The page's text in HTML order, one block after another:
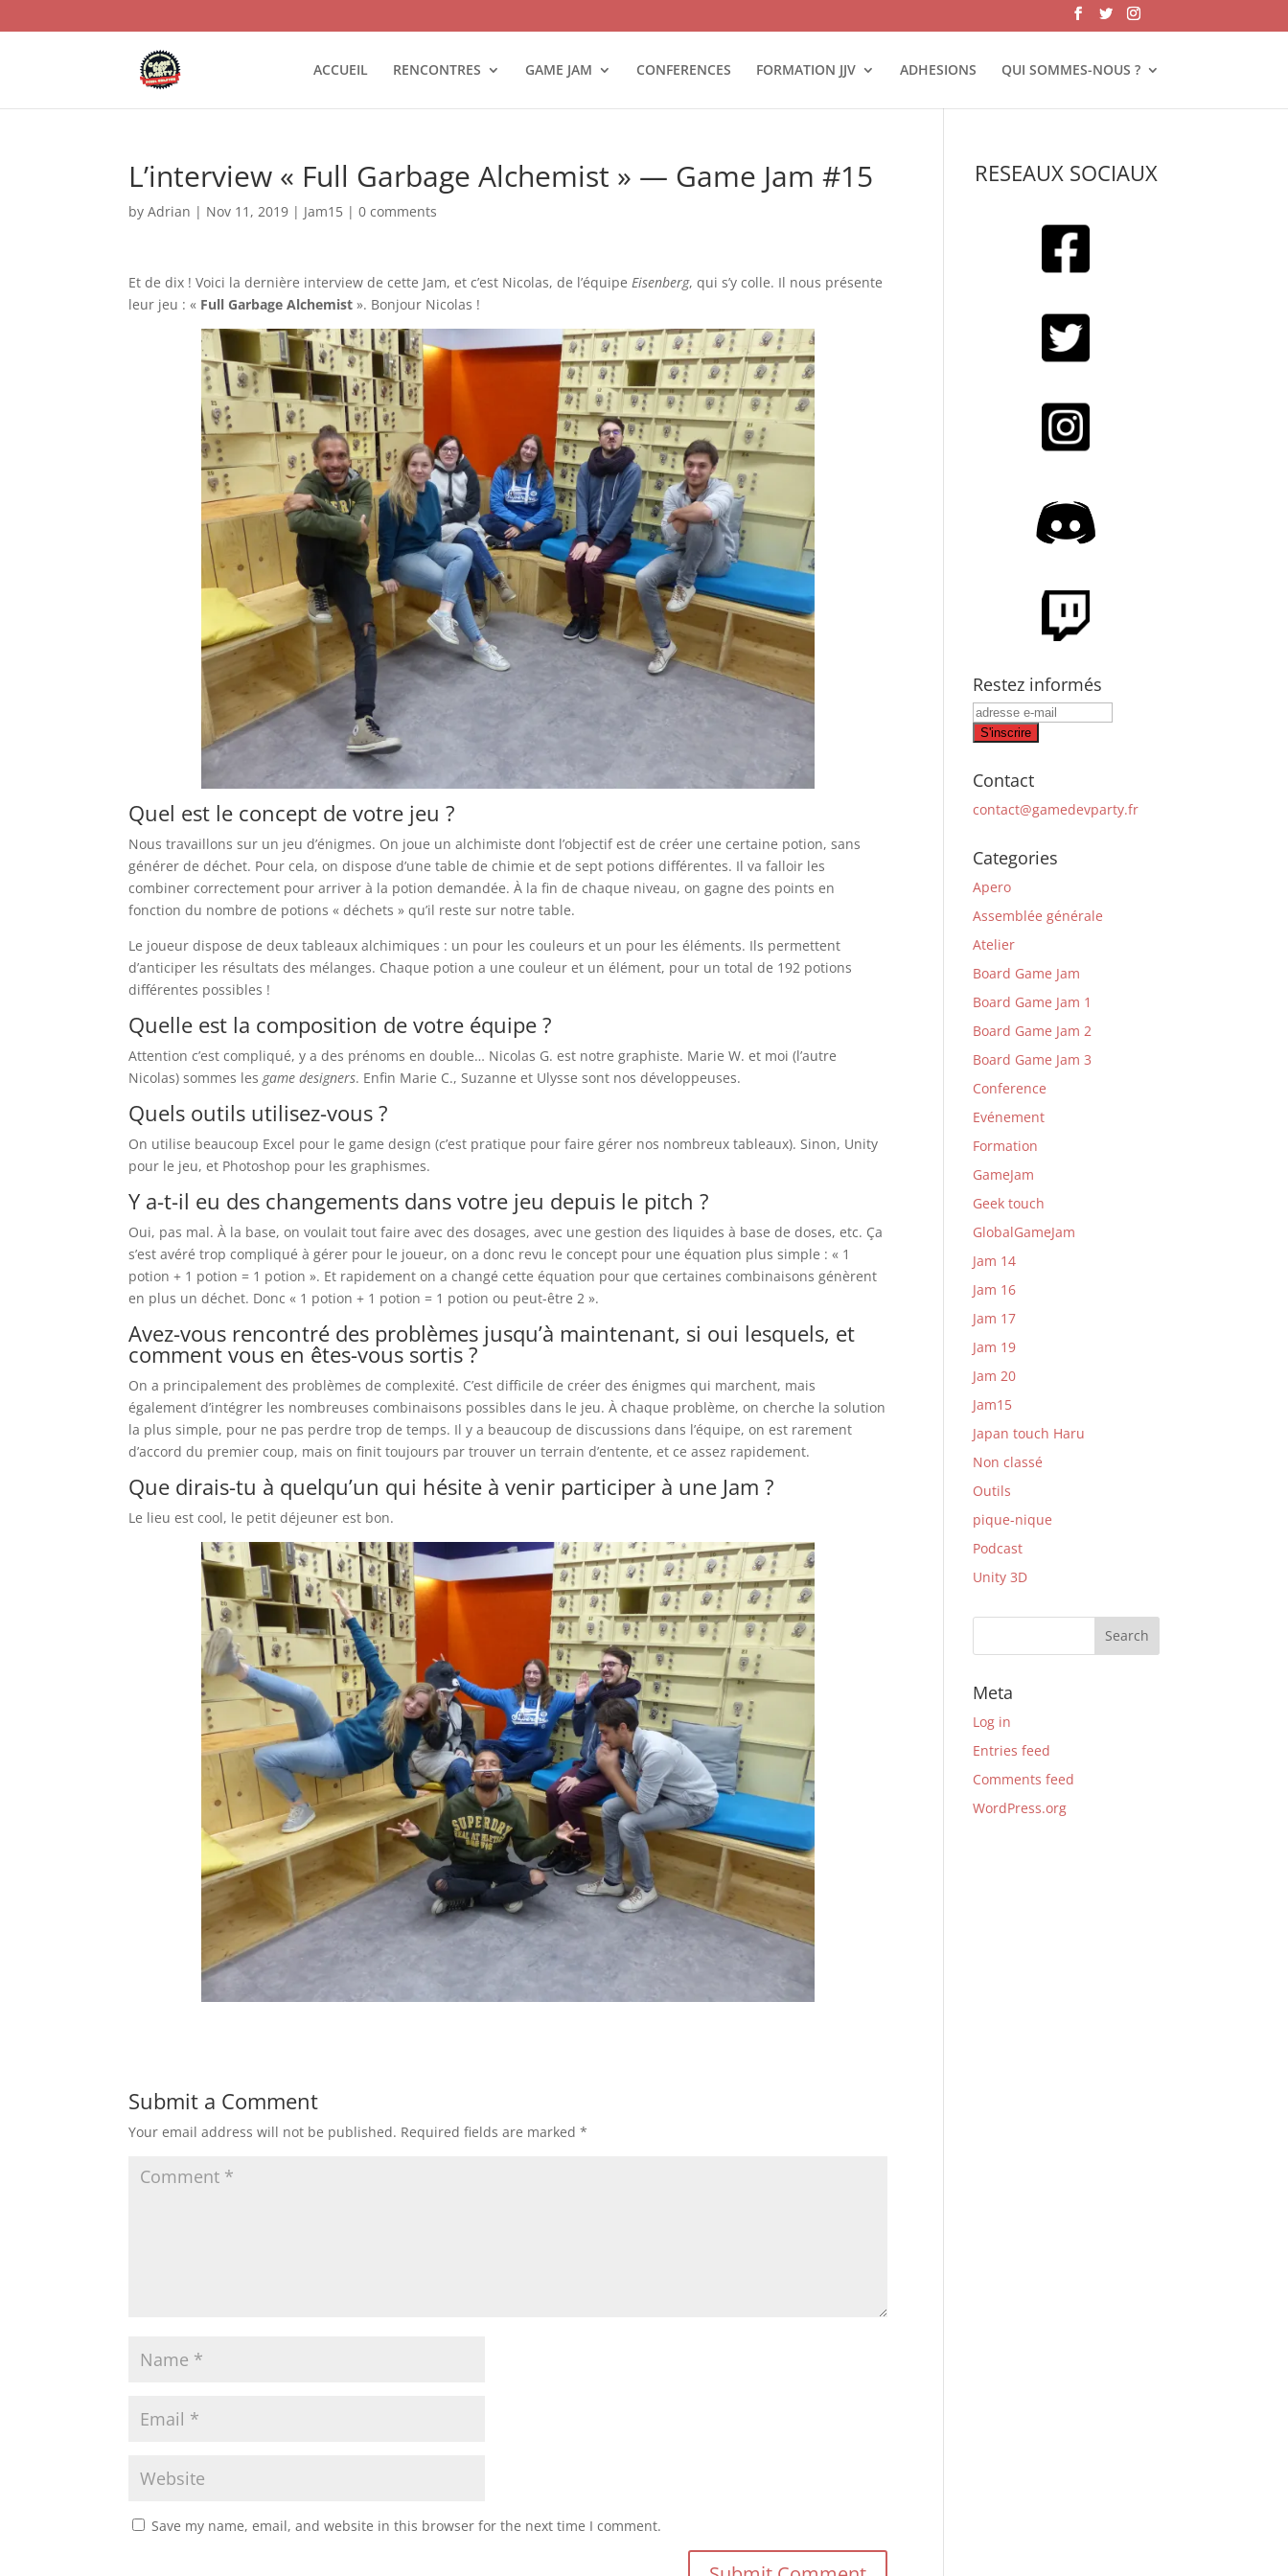
ACCUEIL RENCONTRES GAME JAM CONFERENCES FORMATION JJV ADHESIONS QUI SOMMES-NOUS ?
L’interview « Full Garbage Alchemist » — Game Jam #15
byAdrian | Nov 11, 2019 | Jam15 |0 comments
Et de dix ! Voici la dernière interview de cette Jam, et c’est Nicolas, de l’équipeEisenberg, qui s’y colle. Il nous présente
leur jeu : « Full Garbage Alchemist ». Bonjour Nicolas !
Quel est le concept de votre jeu ?
Nous travaillons sur un jeu d’énigmes. On joue un alchimiste dont l’objectif est de créer une certaine potion, sans
générer de déchet. Pour cela, on dispose d’une table de chimie et de sept potions différentes. Il va falloir les
combiner correctement pour arriver à la potion demandée. À la fin de chaque niveau, on gagne des points en
fonction du nombre de potions « déchets » qu’il reste sur notre table.
Le joueur dispose de deux tableaux alchimiques : un pour les couleurs et un pour les éléments. Ils permettent
d’anticiper les résultats des mélanges. Chaque potion a une couleur et un élément, pour un total de 192 potions
différentes possibles !
Quelle est la composition de votre équipe ?
Attention c’est compliqué, y a des prénoms en double… Nicolas G. est notre graphiste. Marie W. et moi (l’autre
Nicolas) sommes lesgame designers. Enfin Marie C., Suzanne et Ulysse sont nos développeuses.
Quels outils utilisez-vous ?
On utilise beaucoup Excel pour le game design (c’est pratique pour faire gérer nos nombreux tableaux). Sinon, Unity
pour le jeu, et Photoshop pour les graphismes.
Y a-t-il eu des changements dans votre jeu depuis le pitch ?
Oui, pas mal. À la base, on voulait tout faire avec des dosages, avec une gestion des liquides à base de doses, etc. Ça
s’est avéré trop compliqué à gérer pour le joueur, on a donc revu le concept pour une équation plus simple : « 1
potion + 1 potion = 1 potion ». Et rapidement on a changé cette équation pour que certaines combinaisons génèrent
en plus un déchet. Donc « 1 potion + 1 potion = 1 potion ou peut-être 2 ».
Avez-vous rencontré des problèmes jusqu’à maintenant, si oui lesquels, et
comment vous en êtes-vous sortis ?
On a principalement des problèmes de complexité. C’est difficile de créer des énigmes qui marchent, mais
également d’intégrer les nombreuses combinaisons possibles dans le jeu. À chaque problème, on cherche la solution
la plus simple, pour ne pas perdre trop de temps. Il y a beaucoup de discussions dans l’équipe, on est rarement
d’accord du premier coup, mais on finit toujours par trouver un terrain d’entente, et ce assez rapidement.
Que dirais-tu à quelqu’un qui hésite à venir participer à une Jam ?
Le lieu est cool, le petit déjeuner est bon.
Submit a Comment
Your email address will not be published. Required fields are marked*
Save my name, email, and website in this browser for the next time I comment.
RESEAUX SOCIAUX
Restez informés
Contact
contact@gamedevparty.fr
Categories
Apero
Assemblée générale
Atelier
Board Game Jam
Board Game Jam 1
Board Game Jam 2
Board Game Jam 3
Conference
Evénement
Formation
GameJam
Geek touch
GlobalGameJam
Jam 14
Jam 16
Jam 17
Jam 19
Jam 20
Jam15
Japan touch Haru
Non classé
Outils
pique-nique
Podcast
Unity 3D
Meta
Log in
Entries feed
Comments feed
WordPress.org